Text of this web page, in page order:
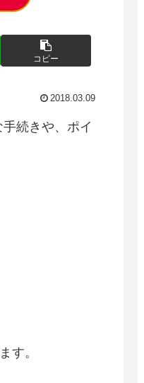
コピー
2018.03.09
続きや、ポイ
す。